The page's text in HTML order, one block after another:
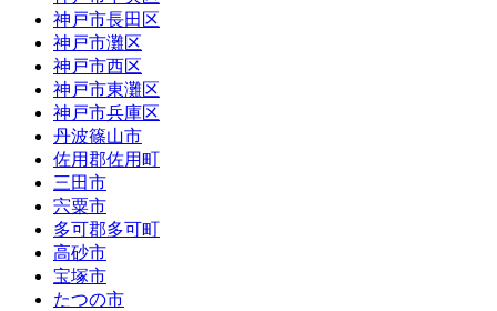
神戸市長田区
神戸市灘区
神戸市西区
神戸市東灘区
神戸市兵庫区
丹波篠山市
佐用郡佐用町
三田市
宍粟市
多可郡多可町
高砂市
宝塚市
たつの市